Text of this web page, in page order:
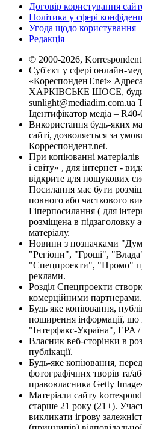
Договір користування
Політика у сфері
Угода щодо користування
Редакція
© 2000-2026,
Суб'єкт у сфері онлайн-
«КореспонденТ.net»
ХАРКІВСЬКЕ ШОСЕ,
sunlight@mediadim.com.ua
Ідентифікатор медіа –
Використання будь-яких
сайті, дозволяється за
Корреспондент.net.
При копіюванні
і світу» , для інтернет -
відкрите для пошукових
Посилання має бути
повного або часткового
Гіперпосилання ( для
розміщена в підзаголовку
матеріалу.
Новини з позначками
"Регіони", "Гроші",
"Спецпроекти", "Промо"
реклами.
Розділ Спецпроекти
комерційними партнерами.
Будь яке копіювання,
поширення інформації, що
"Інтерфакс-Україна", EPA
Власник веб-сторінки в
публікації.
Будь-яке копіювання,
фотографічних творів та/
правовласника Getty
Матеріали сайту
старше 21 року (21+).
викликати ігрову